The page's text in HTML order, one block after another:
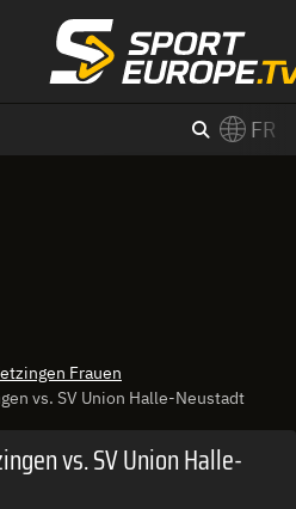
FR
Frauen
vs. SV Union Halle-Neustadt
vs. SV Union Halle-